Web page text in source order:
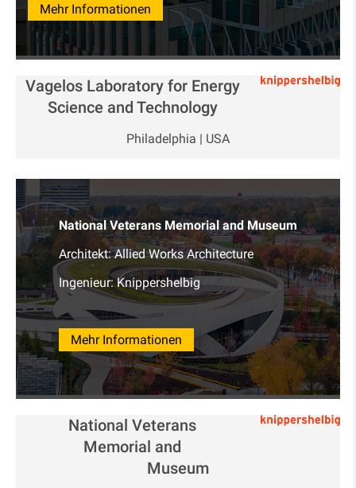
Mehr Informationen
Vagelos Laboratory for Energy
Science and Technology
Philadelphia | USA
National Veterans Memorial and Museum
Architekt: Allied Works Architecture
Ingenieur: Knippershelbig
Mehr Informationen
National Veterans
Memorial and
Museum